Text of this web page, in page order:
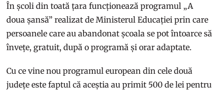
În școli din toată țara funcționează programul „A
doua șansă” realizat de Ministerul Educației prin care
persoanele care au abandonat școala se pot întoarce să
învețe, gratuit, după o programă și orar adaptate.
Cu ce vine nou programul european din cele două
județe este faptul că aceștia au primit 500 de lei pentru